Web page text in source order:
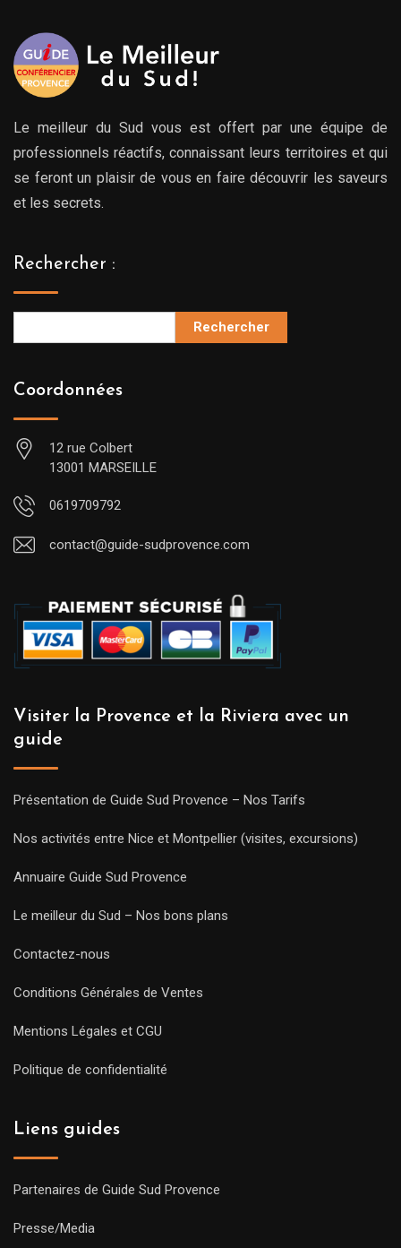
Le meilleur du Sud vous est offert par une équipe de
professionnels réactifs, connaissant leurs territoires et qui
se feront un plaisir de vous en faire découvrir les saveurs
et les secrets.
Rechercher :
Rechercher
Coordonnées
12 rue Colbert
13001 MARSEILLE
0619709792
contact@guide-sudprovence.com
Visiter la Provence et la Riviera avec un
guide
Présentation de Guide Sud Provence – Nos Tarifs
Nos activités entre Nice et Montpellier (visites, excursions)
Annuaire Guide Sud Provence
Le meilleur du Sud – Nos bons plans
Contactez-nous
Conditions Générales de Ventes
Mentions Légales et CGU
Politique de confidentialité
Liens guides
Partenaires de Guide Sud Provence
Presse/Media